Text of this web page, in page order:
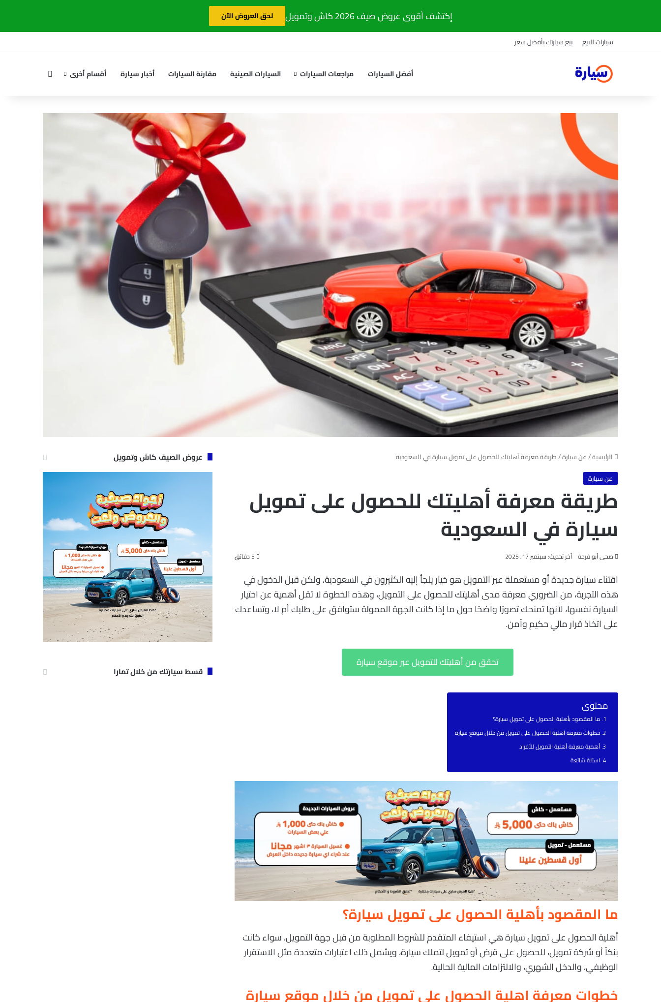
إكتشف أقوى عروض صيف 2026 كاش وتمويل لحق العروض الآن
سيارات للبيع بيع سيارتك بأفضل سعر
أفضل السيارات مراجعات السيارات السيارات الصينية مقارنة السيارات أخبار سيارة أقسام أخرى
الرئيسية/عن سيارة/طريقة معرفة أهليتك للحصول على تمويل سيارة في السعودية
عن سيارة
طريقة معرفة أهليتك للحصول على تمويل
سيارة في السعودية
ضحى أبو فرحة آخر تحديث: سبتمبر 17, 2025
اقتناء سيارة جديدة أو مستعملة عبر التمويل هو خيار يلجأ إليه الكثيرون في السعودية، ولكن قبل الدخول في
هذه التجربة، من الضروري معرفة مدى أهليتك للحصول على التمويل، وهذه الخطوة لا تقل أهمية عن اختيار
السيارة نفسها، لأنها تمنحك تصورًا واضحًا حول ما إذا كانت الجهة الممولة ستوافق على طلبك أم لا، وتساعدك
على اتخاذ قرار مالي حكيم وآمن.
تحقق من أهليتك للتمويل عبر موقع سيارة
محتوى
ما المقصود بأهلية الحصول على تمويل سيارة؟
خطوات معرفة اهلية الحصول على تمويل من خلال موقع سيارة
أهمية معرفة أهلية التمويل للأفراد
اسئلة شائعة
ما المقصود بأهلية الحصول على تمويل سيارة؟
أهلية الحصول على تمويل سيارة هي استيفاء المتقدم للشروط المطلوبة من قبل جهة التمويل، سواء كانت
بنكاً أو شركة تمويل، للحصول على قرض أو تمويل لتملك سيارة، ويشمل ذلك اعتبارات متعددة مثل الاستقرار
الوظيفي، والدخل الشهري، والالتزامات المالية الحالية.
خطوات معرفة اهلية الحصول على تمويل من خلال موقع سيارة
عروض الصيف كاش وتمويل
قسط سيارتك من خلال تمارا